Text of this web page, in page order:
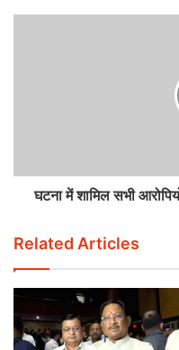
घटना में शामिल सभी
Related Articles